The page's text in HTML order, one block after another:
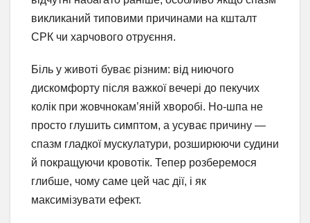
викликаний типовими причинами на кшталт
СРК чи харчового отруєння.
Біль у животі буває різним: від ниючого
дискомфорту після важкої вечері до пекучих
колік при жовчнокам’яній хворобі. Но-шпа не
просто глушить симптом, а усуває причину —
спазм гладкої мускулатури, розширюючи судини
й покращуючи кровотік. Тепер розберемося
глибше, чому саме цей час дії, і як
максимізувати ефект.